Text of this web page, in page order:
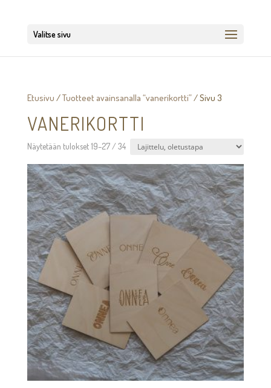
Valitse sivu
Etusivu /Tuotteet avainsanalla “vanerikortti”/ Sivu 3
VANERIKORTTI
Näytetään tulokset 19–27 / 34